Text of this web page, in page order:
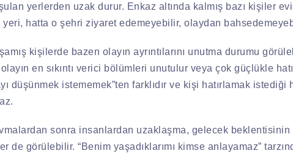
yerlerden uzak durur. Enkaz altında kalmış bazı kişiler
yeri, hatta o şehri ziyaret edemeyebilir, olaydan
kişilerde bazen olayın ayrıntılarını unutma durumu
en sıkıntı verici bölümleri unutulur veya çok güçlükle
düşünmek istememek”ten farklıdır ve kişi hatırlamak istediği
sonra insanlardan uzaklaşma, gelecek beklentisinin
de görülebilir. “Benim yaşadıklarımı kimse anlayamaz”